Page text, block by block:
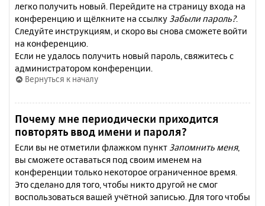
легко получить новый. Перейдите на страницу входа на
конференцию и щёлкните на ссылку Забыли пароль?.
Следуйте инструкциям, и скоро вы снова сможете войти
на конференцию.
Если не удалось получить новый пароль, свяжитесь с
администратором конференции.
Вернуться к началу
Почему мне периодически приходится
повторять ввод имени и пароля?
Если вы не отметили флажком пункт Запомнить меня,
вы сможете оставаться под своим именем на
конференции только некоторое ограниченное время.
Это сделано для того, чтобы никто другой не смог
воспользоваться вашей учётной записью. Для того чтобы